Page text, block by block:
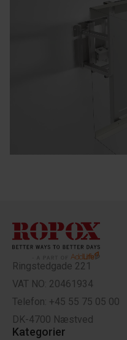
Ringstedgade 221
VAT NO: 20461934
Telefon: +45 55 75 05 00
DK-4700 Næstved
Kategorier